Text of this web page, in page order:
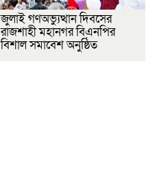
জুলাই গণঅভ্যুত্থান দিবসের
রাজশাহী মহানগর বিএনপির
বিশাল সমাবেশ অনুষ্ঠিত